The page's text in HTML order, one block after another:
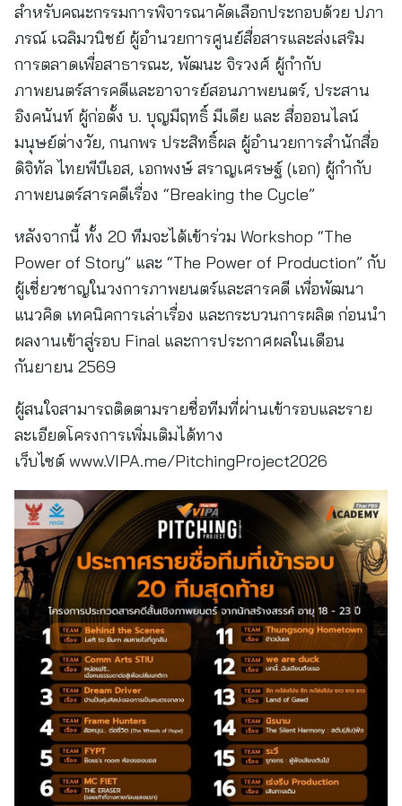
สำหรับคณะกรรมการพิจารณาคัดเลือกประกอบด้วย ปภา
ภรณ์ เฉลิมวนิชย์ ผู้อำนวยการศูนย์สื่อสารและส่งเสริม
การตลาดเพื่อสาธารณะ, พัฒนะ จิรวงศ์ ผู้กำกับ
ภาพยนตร์สารคดีและอาจารย์สอนภาพยนตร์, ประสาน
อิงคนันท์ ผู้ก่อตั้ง บ. บุญมีฤทธิ์ มีเดีย และ สื่อออนไลน์
มนุษย์ต่างวัย, กนกพร ประสิทธิ์ผล ผู้อำนวยการสำนักสื่อ
ดิจิทัล ไทยพีบีเอส, เอกพงษ์ สราญเศรษฐ์ (เอก) ผู้กำกับ
ภาพยนตร์สารคดีเรื่อง “Breaking the Cycle”
หลังจากนี้ ทั้ง 20 ทีมจะได้เข้าร่วม Workshop “The
Power of Story” และ “The Power of Production” กับ
ผู้เชี่ยวชาญในวงการภาพยนตร์และสารคดี เพื่อพัฒนา
แนวคิด เทคนิคการเล่าเรื่อง และกระบวนการผลิต ก่อนนำ
ผลงานเข้าสู่รอบ Final และการประกาศผลในเดือน
กันยายน 2569
ผู้สนใจสามารถติดตามรายชื่อทีมที่ผ่านเข้ารอบและราย
ละเอียดโครงการเพิ่มเติมได้ทาง
เว็บไซต์ www.VIPA.me/PitchingProject2026